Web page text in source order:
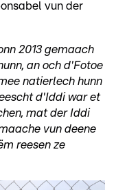
vun der
2013 gemaach
an och d'Fotoe
natierlech hunn
d'Iddi war et
mat der Iddi
vun deene
reesen ze